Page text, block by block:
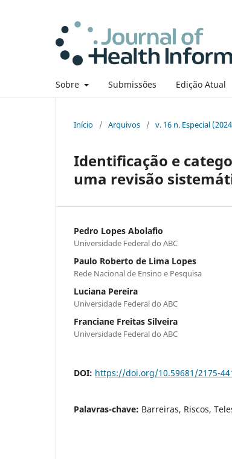
Sobre Submissões Edição Atual
Início / Arquivos / v. 16 n. Especial
Identificação e
uma revisão
Pedro Lopes Abolafio
Universidade Federal do ABC
Paulo Roberto de Lima Lopes
Rede Nacional de Ensino e Pesquisa
Luciana Pereira
Universidade Federal do ABC
Franciane Freitas Silveira
Universidade Federal do ABC
DOI: https://doi.org/10.59681/2175-
Palavras-chave: Barreiras, Riscos,